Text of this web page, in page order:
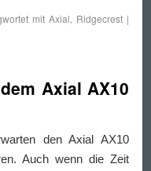
mit Axial, Ridgecrest |
Axial AX10
den Axial AX10
Auch wenn die Zeit